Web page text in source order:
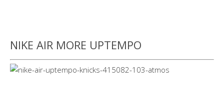
NIKE AIR MORE UPTEMPO